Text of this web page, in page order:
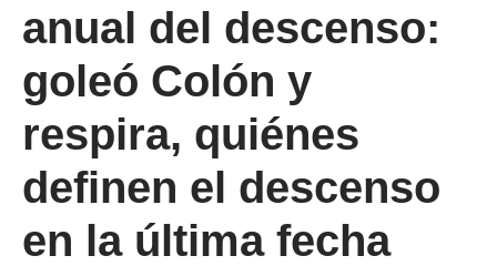
anual del descenso:
goleó Colón y
respira, quiénes
definen el descenso
en la última fecha